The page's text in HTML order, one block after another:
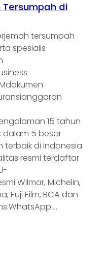
Tersumpah di
tersumpah
spesialis
15 tahun
dalam 5 besar
di Indonesia
resmi terdaftar
Wilmar, Michelin,
Fuji Film, BCA dan